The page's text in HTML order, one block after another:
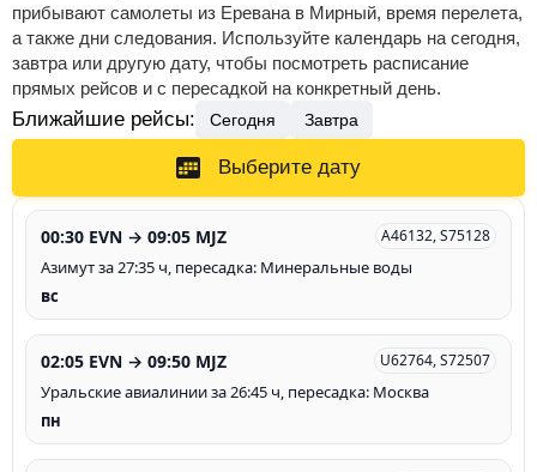
прибывают самолеты из Еревана в Мирный, время перелета,
а также дни следования. Используйте календарь на сегодня,
завтра или другую дату, чтобы посмотреть расписание
прямых рейсов и с пересадкой на конкретный день.
Ближайшие рейсы: Сегодня Завтра
Выберите дату
00:30 EVN → 09:05 MJZ A46132, S75128
Азимут за 27:35 ч, пересадка: Минеральные воды
вс
02:05 EVN → 09:50 MJZ U62764, S72507
Уральские авиалинии за 26:45 ч, пересадка: Москва
пн